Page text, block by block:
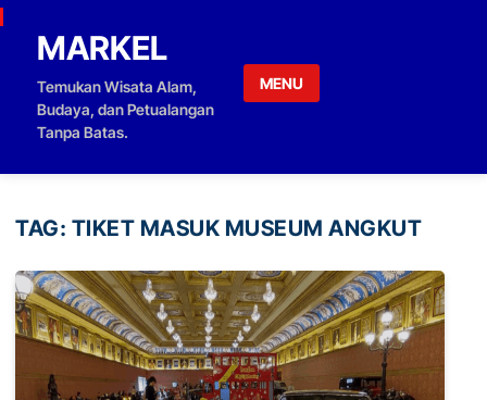
Skip to content
MARKEL
Temukan Wisata Alam,
Budaya, dan Petualangan
Tanpa Batas.
MENU
TAG: TIKET MASUK MUSEUM ANGKUT